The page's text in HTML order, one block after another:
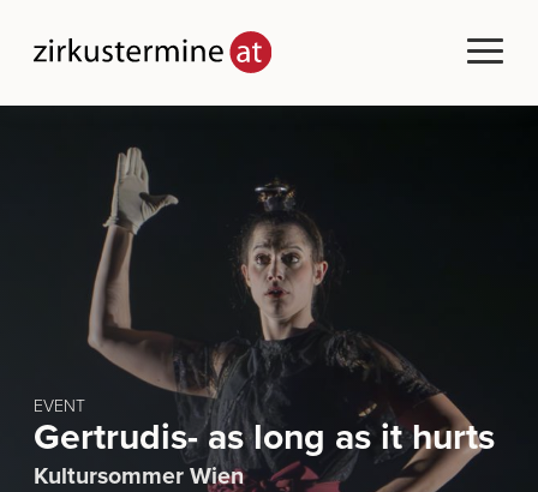
EVENT
Gertrudis- as long as it hurts
Kultursommer Wien